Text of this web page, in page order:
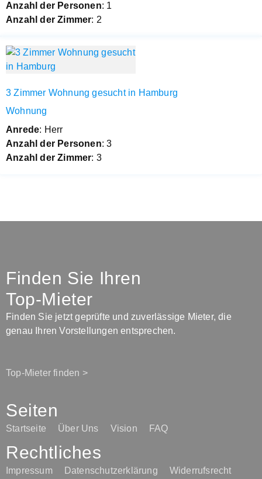
Anzahl der Personen: 1
Anzahl der Zimmer: 2
3 Zimmer Wohnung gesucht in Hamburg
Wohnung
Anrede: Herr
Anzahl der Personen: 3
Anzahl der Zimmer: 3
Finden Sie Ihren
Top-Mieter
Finden Sie jetzt geprüfte und zuverlässige Mieter, die
genau Ihren Vorstellungen entsprechen.
Top-Mieter finden >
Seiten
Startseite Über Uns Vision FAQ
Rechtliches
Impressum Datenschutzerklärung Widerrufsrecht